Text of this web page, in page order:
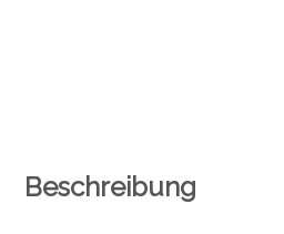
Beschreibung